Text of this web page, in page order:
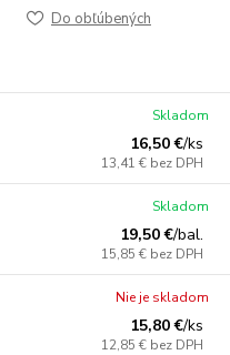
Do obľúbených
16,50 €/ks
13,41 € bez DPH
Skladom
19,50 €/bal.
15,85 € bez DPH
Skladom
15,80 €/ks
12,85 € bez DPH
Nie je skladom